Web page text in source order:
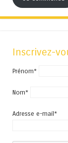
Inscrivez-
Prénom*
Nom*
Adresse e-mail*